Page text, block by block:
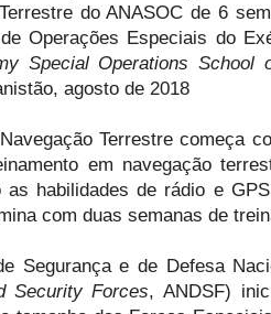
do ANASOC de 6
Operações Especiais do
Special Operations School
agosto de 2018
Terrestre começa
em navegação
as habilidades de rádio e
com duas semanas de
Segurança e de Defesa
Security Forces,ANDSF)